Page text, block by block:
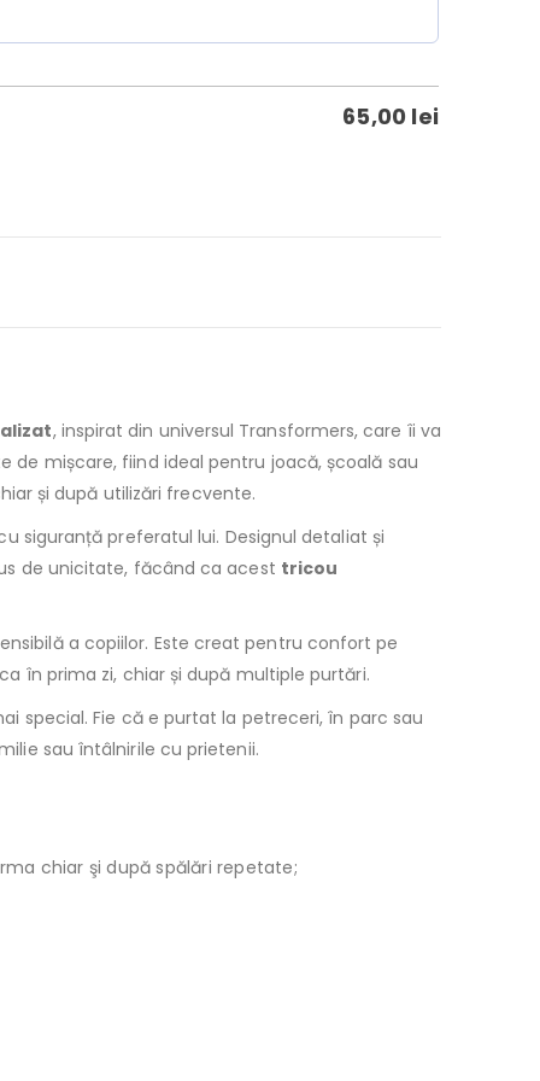
65,00 lei
, inspirat din universul Transformers, care îi va
de mișcare, fiind ideal pentru joacă, școală sau
și după utilizări frecvente.
siguranță preferatul lui. Designul detaliat și
de unicitate, făcând ca acest tricou
a copiilor. Este creat pentru confort pe
în prima zi, chiar și după multiple purtări.
special. Fie că e purtat la petreceri, în parc sau
sau întâlnirile cu prietenii.
chiar şi după spălări repetate;